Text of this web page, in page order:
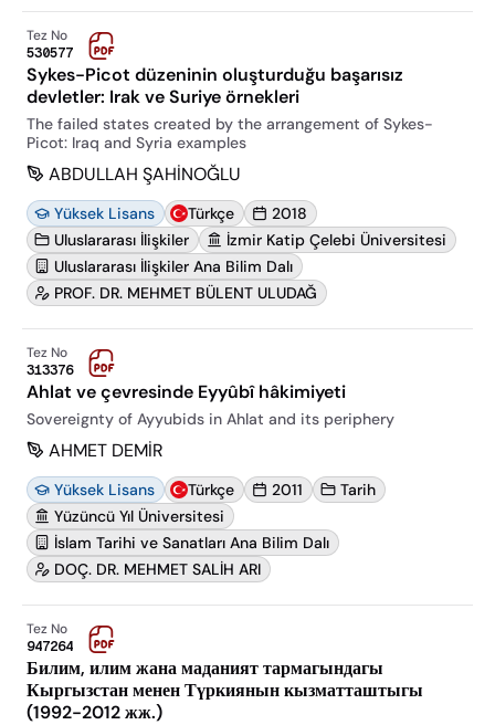
Tez No
530577
Sykes-Picot düzeninin oluşturduğu başarısız
devletler: Irak ve Suriye örnekleri
The failed states created by the arrangement of Sykes-
Picot: Iraq and Syria examples
ABDULLAH ŞAHİNOĞLU
Yüksek Lisans Türkçe
2018
Uluslararası İlişkiler
İzmir Katip Çelebi Üniversitesi
Uluslararası İlişkiler Ana Bilim Dalı
PROF. DR. MEHMET BÜLENT ULUDAĞ
Tez No
313376
Ahlat ve çevresinde Eyyûbî hâkimiyeti
Sovereignty of Ayyubids in Ahlat and its periphery
AHMET DEMİR
Yüksek Lisans Türkçe 2011
Tarih
Yüzüncü Yıl Üniversitesi
İslam Tarihi ve Sanatları Ana Bilim Dalı
DOÇ. DR. MEHMET SALİH ARI
Tez No
947264
Билим, илим жана маданият тармагындагы
Кыргызстан менен Түркиянын кызматташтыгы
(1992-2012 жж.)